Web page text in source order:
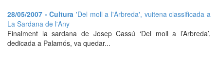
28/05/2007 - Cultura 'Del moll a l'Arbreda', vuitena classificada a
La Sardana de l'Any
Finalment la sardana de Josep Cassú ‘Del moll a l’Arbreda’,
dedicada a Palamós, va quedar...